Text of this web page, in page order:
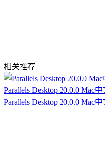
相关推荐
Parallels Desktop 20.0.0 Mac
Parallels Desktop 20.0.0 Mac